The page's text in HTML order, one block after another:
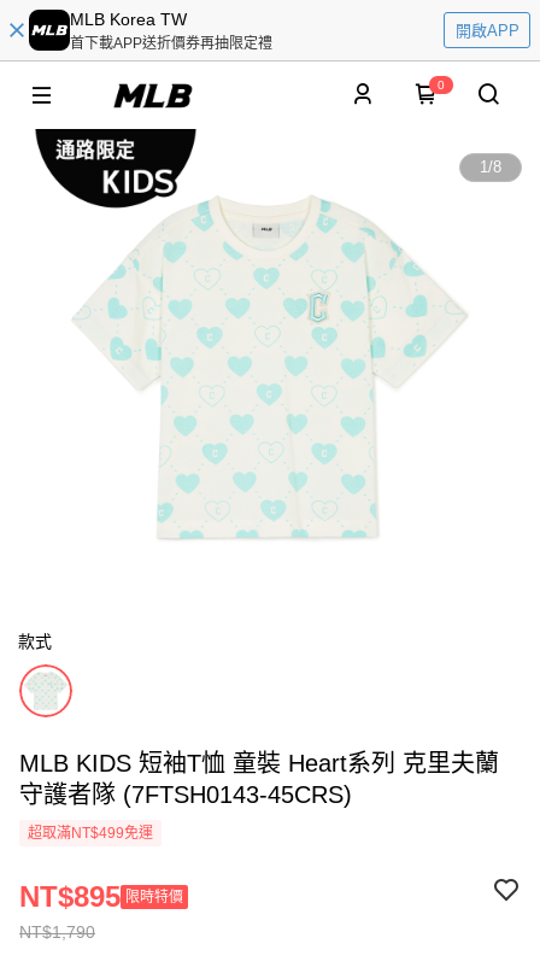
MLB Korea TW
首下載APP送折價券再抽限定禮
開啟APP
0
1/8
款式
MLB KIDS 短袖T恤 童裝 Heart系列 克里夫蘭
守護者隊 (7FTSH0143-45CRS)
超取滿NT$499免運
NT$1,790
NT$895 限時特價